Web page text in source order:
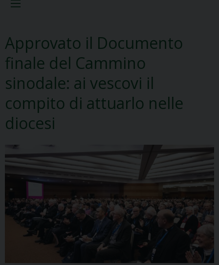
Approvato il Documento
finale del Cammino
sinodale: ai vescovi il
compito di attuarlo nelle
diocesi